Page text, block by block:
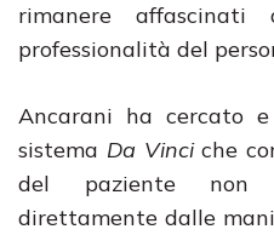
rimanere
professionalità del
Ancarani ha cercato e
sistema Da Vinciche
del paziente non
direttamente dalle